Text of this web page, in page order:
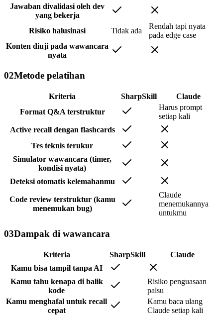
Jawaban divalidasi oleh dev
yang bekerja
Risiko halusinasi
Tidak ada
Rendah tapi nyata
pada edge case
Konten diuji pada wawancara
nyata
02Metode pelatihan
Kriteria SharpSkill
Claude
Format Q&A terstruktur
Harus prompt
setiap kali
Active recall dengan flashcards
Tes teknis terukur
Simulator wawancara (timer,
kondisi nyata)
Deteksi otomatis kelemahanmu
Code review terstruktur (kamu
menemukan bug)
Claude
menemukannya
untukmu
03Dampak di wawancara
Kriteria SharpSkill
Claude
Kamu bisa tampil tanpa AI
Kamu tahu kenapa di balik
kode
Risiko penguasaan
palsu
Kamu menghafal untuk recall
cepat
Kamu baca ulang
Claude setiap kali